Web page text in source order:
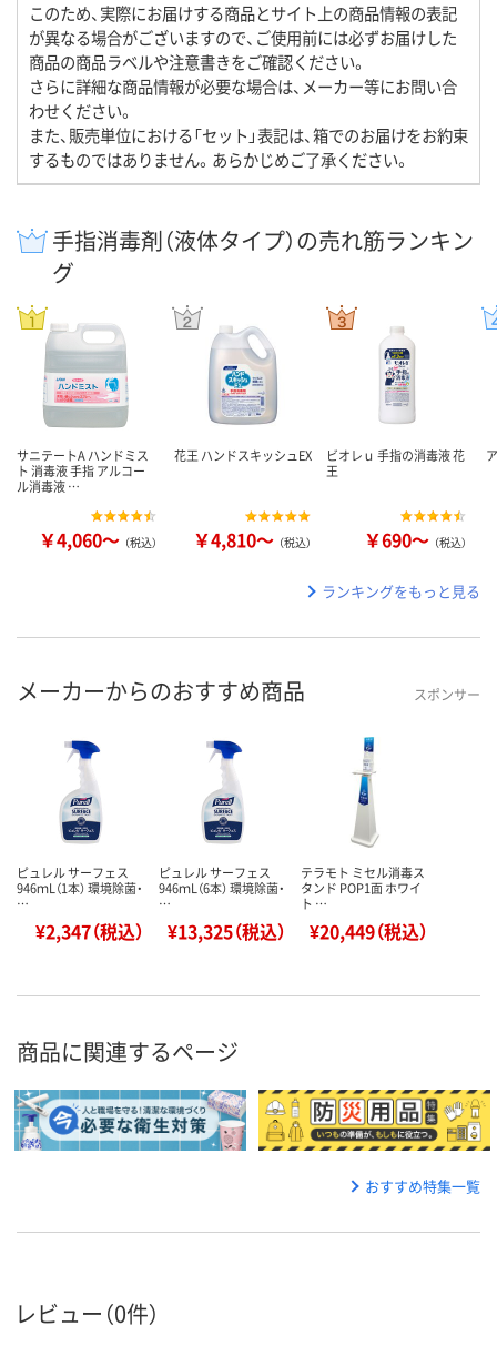
このため、実際にお届けする商品とサイト上の商品情報の表記
が異なる場合がございますので、ご使用前には必ずお届けした
商品の商品ラベルや注意書きをご確認ください。
さらに詳細な商品情報が必要な場合は、メーカー等にお問い合
わせください。
また、販売単位における「セット」表記は、箱でのお届けをお約束
するものではありません。あらかじめご了承ください。
手指消毒剤（液体タイプ）の売れ筋ランキン
グ
サニテートA ハンドミス
ト 消毒液 手指 アルコー
ル消毒液 …
￥4,060～ （税込）
花王 ハンドスキッシュEX
￥4,810～ （税込）
ビオレｕ 手指の消毒液 花
王
￥690～ （税込）
ランキングをもっと見る
メーカーからのおすすめ商品 スポンサー
ピュレル サーフェス
946ｍL（1本） 環境除菌・
…
¥2,347（税込）
ピュレル サーフェス
946ｍL（6本） 環境除菌・
…
¥13,325（税込）
テラモト ミセル消毒ス
タンド POP1面 ホワイ
ト …
¥20,449（税込）
商品に関連するページ
おすすめ特集一覧
レビュー（0件）